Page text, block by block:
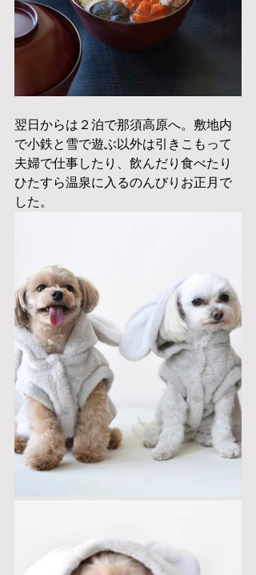
翌日からは２泊で那須高原へ。敷地内
で小鉄と雪で遊ぶ以外は引きこもって
夫婦で仕事したり、飲んだり食べたり
ひたすら温泉に入るのんびりお正月で
した。